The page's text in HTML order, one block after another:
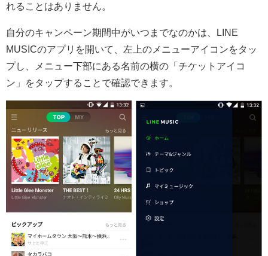
れることはありません。
自分のキャンペーン期間中がいつまでなのかは、LINE
MUSICのアプリを開いて、左上のメニューアイコンをタッ
プし、メニュー下部にある名前の横の「チケットアイコ
ン」をタップすることで確認できます。